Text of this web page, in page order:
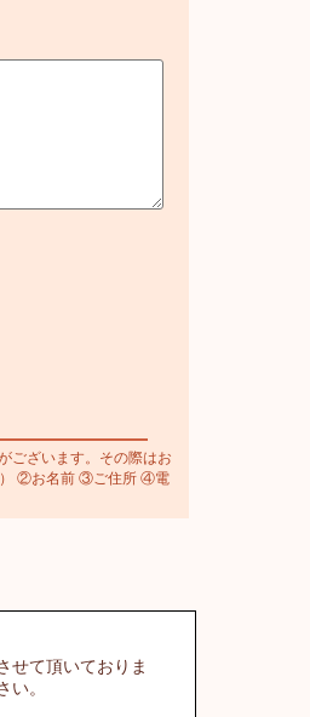
ございます。その際はお
） ②お名前 ③ご住所 ④電
せて頂いておりま
。